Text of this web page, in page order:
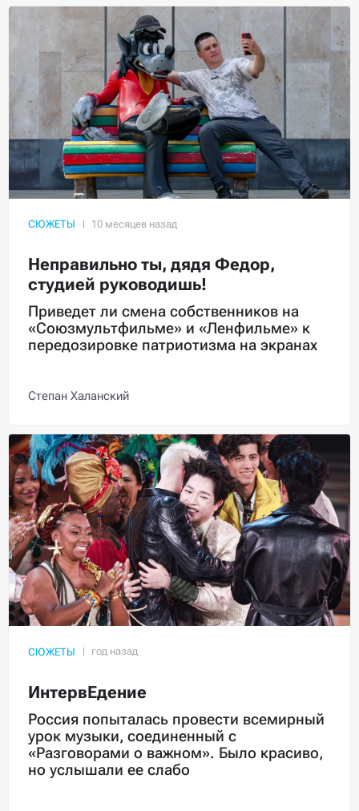
СЮЖЕТЫ
Неправильно ты, дядя Федор,
студией руководишь!
Приведет ли смена собственников на
«Союзмультфильме» и «Ленфильме» к
передозировке патриотизма на экранах
Степан Халанский
СЮЖЕТЫ
ИнтервЕдение
Россия попыталась провести всемирный
урок музыки, соединенный с
«Разговорами о важном». Было красиво,
но услышали ее слабо